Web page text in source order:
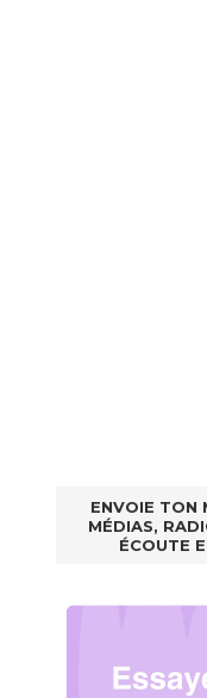
ENVOIE TON
MÉDIAS,
ÉCOUTE